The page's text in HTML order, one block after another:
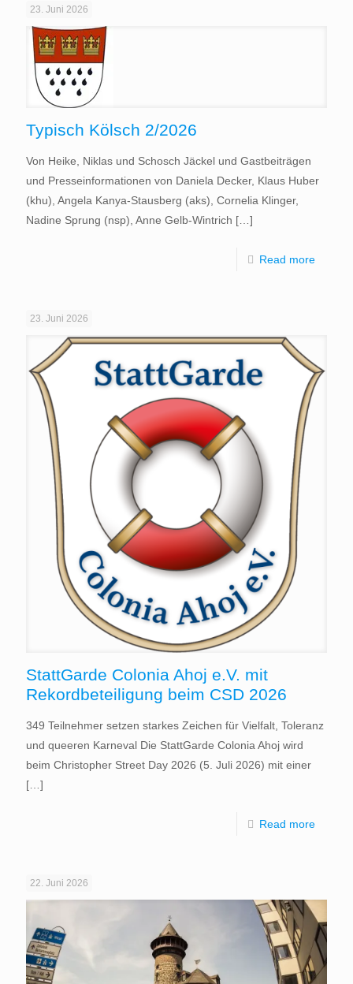
23. Juni 2026
Typisch Kölsch 2/2026
Von Heike, Niklas und Schosch Jäckel und Gastbeiträgen
und Presseinformationen von Daniela Decker, Klaus Huber
(khu), Angela Kanya-Stausberg (aks), Cornelia Klinger,
Nadine Sprung (nsp), Anne Gelb-Wintrich […]
Read more
23. Juni 2026
StattGarde Colonia Ahoj e.V. mit
Rekordbeteiligung beim CSD 2026
349 Teilnehmer setzen starkes Zeichen für Vielfalt, Toleranz
und queeren Karneval Die StattGarde Colonia Ahoj wird
beim Christopher Street Day 2026 (5. Juli 2026) mit einer
[…]
Read more
22. Juni 2026